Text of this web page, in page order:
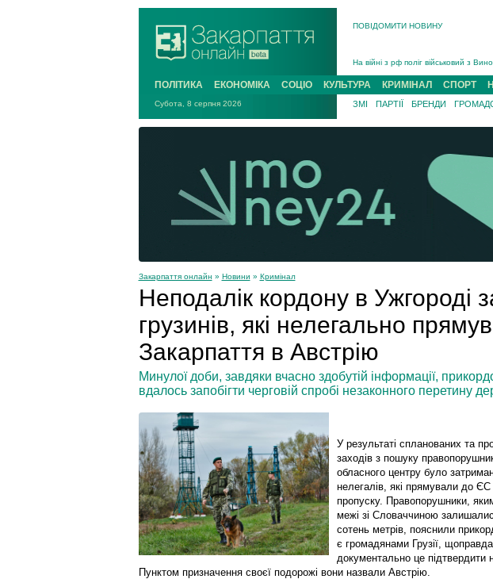
ПОВІДОМИТИ НОВИНУ
В Ужгороді 5 серпня попрощаються
На війні з рф поліг військовий з
На війні загинув 26-річний
ПОЛІТИКА ЕКОНОМІКА СОЦІО КУЛЬТУРА КРИМІНАЛ СПОРТ
Субота, 8 серпня 2026 ЗМІ ПАРТІЇ БРЕНДИ
Закарпаття онлайн » Новини » Кримінал
Неподалік кордону в Ужгороді
грузинів, які нелегально
Закарпаття в Австрію
Минулої доби, завдяки вчасно здобутій інформації,
вдалось запобігти черговій спробі незаконного перетину
У результаті спланованих та
заходів з пошуку
обласного центру було
нелегалів, які прямували до ЄС
пропуску. Правопорушники,
межі зі Словаччиною
сотень метрів, пояснили
є громадянами Грузії, щоправда
документально це підтвердити
Пунктом призначення своєї подорожі вони назвали Австрію.